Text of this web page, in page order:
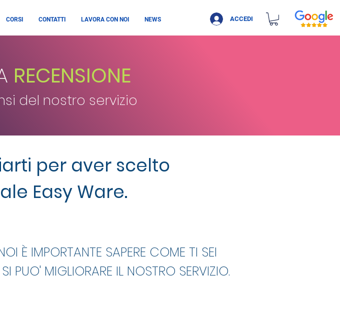
CORSI CONTATTI LAVORA CON NOI NEWS ACCEDI
RECENSIONE
del nostro servizio
per aver scelto
Easy Ware.
È IMPORTANTE SAPERE COME TI SEI
PUO' MIGLIORARE IL NOSTRO SERVIZIO.